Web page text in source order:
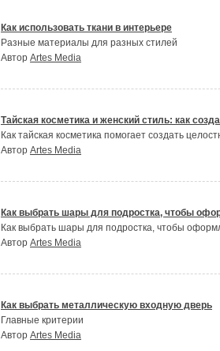
Как использовать ткани в интерьере
Разные материалы для разных стилей
Автор Artes Media
Тайская косметика и женский стиль: как
Как тайская косметика помогает создать
Автор Artes Media
Как выбрать шары для подростка, чтобы
Как выбрать шары для подростка, чтобы
Автор Artes Media
Как выбрать металлическую входную дверь
Главные критерии
Автор Artes Media